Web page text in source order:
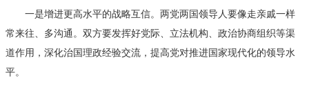
一是增进更高水平的战略互信。两党两国领导人要像走亲戚一样
常来往、多沟通。双方要发挥好党际、立法机构、政治协商组织等渠
道作用，深化治国理政经验交流，提高党对推进国家现代化的领导水
平。